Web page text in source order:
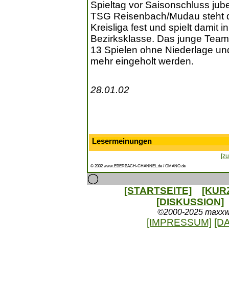
Spieltag vor Saisonschluss
TSG Reisenbach/Mudau steht
Kreisliga fest und spielt damit
Bezirksklasse. Das junge
13 Spielen ohne Niederlage
mehr eingeholt werden.
28.01.02
Lesermeinungen
© 2002 www.EBERBACH-CHANNEL.de / OMANO.de
[STARTSEITE]
[DISKUSSION]
©2000-2025
[IMPRESSUM]